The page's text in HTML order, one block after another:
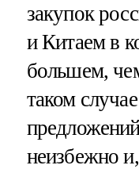
закупок
и Китаем в
большем,
таком
неизбежно